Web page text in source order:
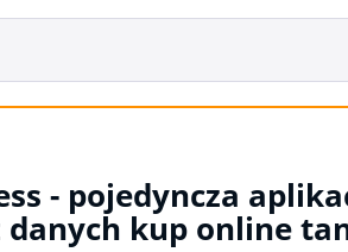
- pojedyncza
kup online